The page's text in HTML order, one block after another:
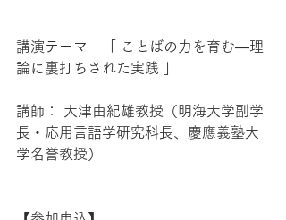
講演テーマ　「 ことばの力を育む—理
論に裏打ちされた実践 」
講師： 大津由紀雄教授（明海大学副学
長・応用言語学研究科長、慶應義塾大
学名誉教授）